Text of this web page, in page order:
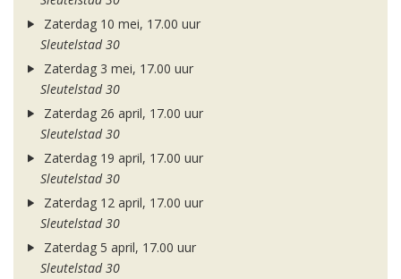
Zaterdag 10 mei, 17.00 uur
Sleutelstad 30
Zaterdag 3 mei, 17.00 uur
Sleutelstad 30
Zaterdag 26 april, 17.00 uur
Sleutelstad 30
Zaterdag 19 april, 17.00 uur
Sleutelstad 30
Zaterdag 12 april, 17.00 uur
Sleutelstad 30
Zaterdag 5 april, 17.00 uur
Sleutelstad 30